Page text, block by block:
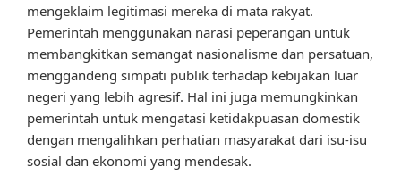
mengeklaim legitimasi mereka di mata rakyat.
Pemerintah menggunakan narasi peperangan untuk
membangkitkan semangat nasionalisme dan persatuan,
menggandeng simpati publik terhadap kebijakan luar
negeri yang lebih agresif. Hal ini juga memungkinkan
pemerintah untuk mengatasi ketidakpuasan domestik
dengan mengalihkan perhatian masyarakat dari isu-isu
sosial dan ekonomi yang mendesak.